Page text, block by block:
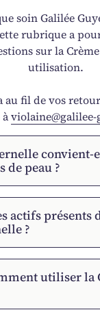
soin Galilée
rubrique a
sur la
utilisation.
au fil de vos
à
convient-
de peau ?
actifs présents
?
utiliser la